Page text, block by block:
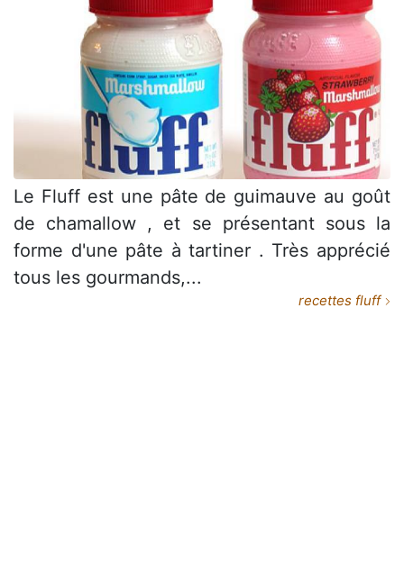
Le Fluff est une pâte de guimauve au goût
de chamallow , et se présentant sous la
forme d'une pâte à tartiner . Très apprécié
tous les gourmands,...
recettes fluff